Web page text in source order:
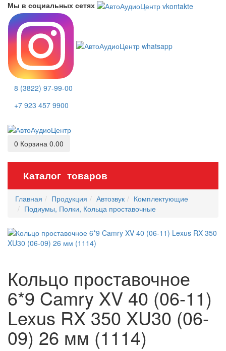
Мы в социальных сетях
8 (3822) 97-99-00
+7 923 457 9900
0 Корзина 0.00
Каталог товаров
Главная Продукция Автозвук
Комплектующие
Подиумы, Полки, Кольца проставочные
Кольцо проставочное
6*9 Camry XV 40 (06-11)
Lexus RX 350 XU30 (06-
09) 26 мм (1114)